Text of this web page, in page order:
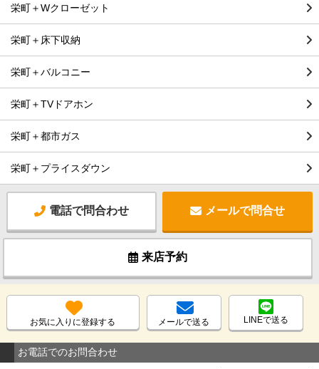
栄町＋Wクローゼット
栄町＋床下収納
栄町＋バルコニー
栄町＋TVドアホン
栄町＋都市ガス
栄町＋プライスダウン
電話で問合わせ メールで問合せ
来店予約
お気に入りに登録する メールで送る LINEで送る
お電話でのお問合わせ